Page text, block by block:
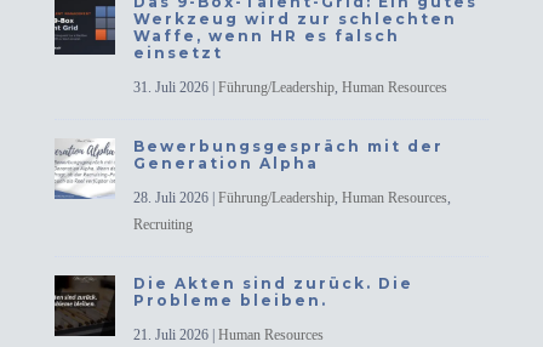
Werkzeug wird zur schlechten
Waffe, wenn HR es falsch
einsetzt
31. Juli 2026| Führung/Leadership, Human Resources
Bewerbungsgespräch mit der
Generation Alpha
28. Juli 2026| Führung/Leadership, Human Resources,
Recruiting
Die Akten sind zurück. Die
Probleme bleiben.
21. Juli 2026| Human Resources